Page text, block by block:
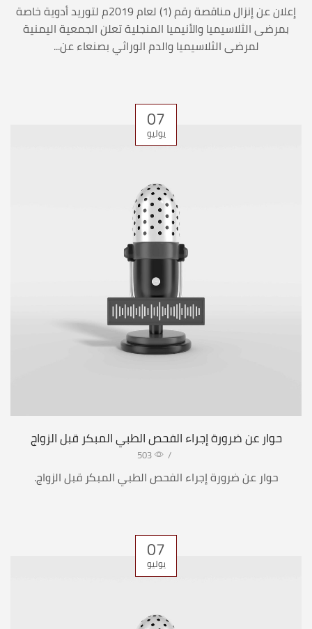
إعلان عن إنزال مناقصة رقم (1) لعام 2019م لتوريد أدوية خاصة
بمرضى الثلاسيميا والأنيميا المنجلية تعلن الجمعية اليمنية
لمرضى الثلاسيميا والدم الوراثي بصنعاء عن...
07
يوليو
حوار عن ضرورة إجراء الفحص الطبي المبكر قبل الزواج
/
503
حوار عن ضرورة إجراء الفحص الطبي المبكر قبل الزواج.
07
يوليو